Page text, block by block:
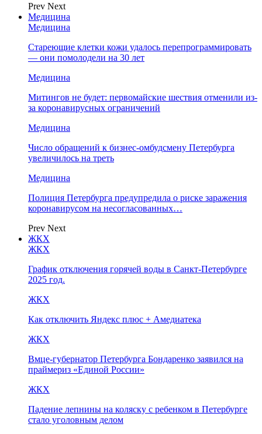
Prev Next
Медицина
Медицина
Стареющие клетки кожи удалось перепрограммировать
— они помолодели на 30 лет
Медицина
Митингов не будет: первомайские шествия отменили из-
за коронавирусных ограничений
Медицина
Число обращений к бизнес-омбудсмену Петербурга
увеличилось на треть
Медицина
Полиция Петербурга предупредила о риске заражения
коронавирусом на несогласованных…
Prev Next
ЖКХ
ЖКХ
График отключения горячей воды в Санкт-Петербурге
2025 год.
ЖКХ
Как отключить Яндекс плюс + Амедиатека
ЖКХ
Вмце-губернатор Петербурга Бондаренко заявился на
праймериз «Единой России»
ЖКХ
Падение лепнины на коляску с ребенком в Петербурге
стало уголовным делом